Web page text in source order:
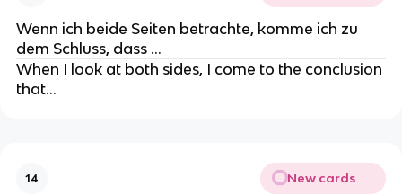
Wenn ich beide Seiten betrachte, komme ich zu
dem Schluss, dass …
When I look at both sides, I come to the conclusion
that…
14 New cards